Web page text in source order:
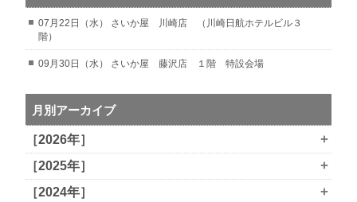
07月22日（水） さいか屋 川崎店 （川崎日航ホテルビル３
階）
09月30日（水） さいか屋 藤沢店 １階 特設会場
月別アーカイブ
［2026年］ +
［2025年］ +
［2024年］ +